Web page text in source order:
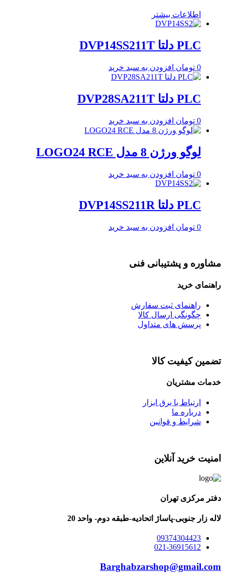
اطلاعات بیشتر
PLC دلتا DVP14SS211T
0 تومان افزودن به سبد خرید
PLC دلتا DVP28SA211T
0 تومان افزودن به سبد خرید
لوگو ورژن 8 مدل LOGO24 RCE
0 تومان افزودن به سبد خرید
PLC دلتا DVP14SS211R
0 تومان افزودن به سبد خرید
مشاوره و پشتیبانی فنی
راهنمای خرید
راهنمای ثبت سفارش
چگونگی ارسال کالا
پرسش های متداول
تضمین کیفیت کالا
خدمات مشتریان
ارتباط با برق ابزار
درباره ما
شرایط و قوانین
امنیت خرید آنلاین
دفتر مرکزی تهران
لاله زار جنوبی-پاساژ اتحادیه-طبقه دوم- واحد 20
09374304423
021-36915612
Barghabzarshop@gmail.com